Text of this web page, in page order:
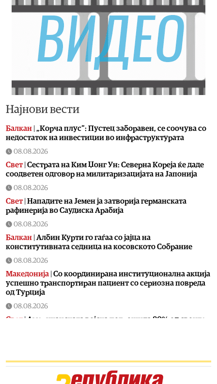
Најнови вести
Балкан „Корча плус“: Пустец заборавен, се соочува со
недостаток на инвестиции во инфраструктурата
08.08.2026
Свет| Сестрата на Ким Џонг Ун: Cеверна Кореја ќе даде
соодветен одговор на милитаризацијата на Јапонија
08.08.2026
Свет| Нападите на Јемен ја затворија германската
рафинерија во Саудиска Арабија
08.08.2026
Балкан Албин Курти го гаѓаа со јајца на
конститутивната седница на косовското Собрание
08.08.2026
Македонија Со координирана институционална акција
успешно транспортиран пациент со сериозна повреда
од Турција
08.08.2026
Свет | Американската војска потрошила 80% од своите
испратил осудени насилници